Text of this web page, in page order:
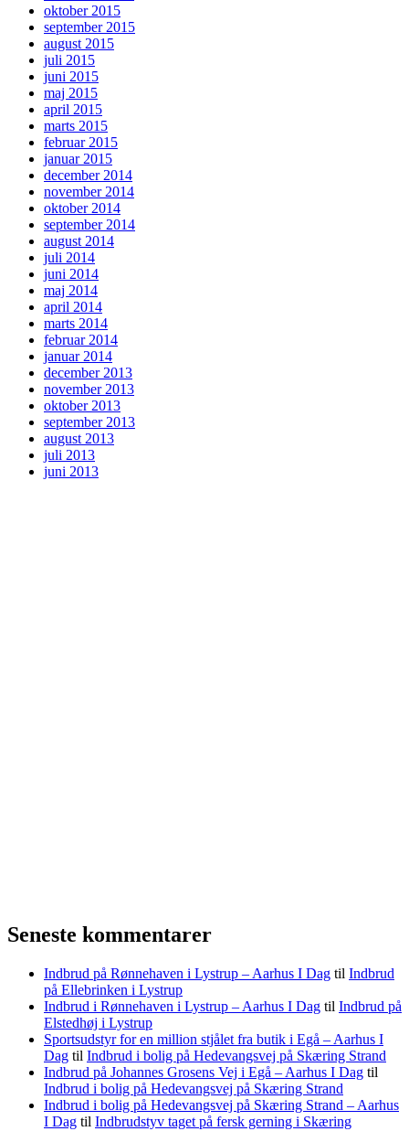
oktober 2015
september 2015
august 2015
juli 2015
juni 2015
maj 2015
april 2015
marts 2015
februar 2015
januar 2015
december 2014
november 2014
oktober 2014
september 2014
august 2014
juli 2014
juni 2014
maj 2014
april 2014
marts 2014
februar 2014
januar 2014
december 2013
november 2013
oktober 2013
september 2013
august 2013
juli 2013
juni 2013
Seneste kommentarer
Indbrud på Rønnehaven i Lystrup – Aarhus I Dag til Indbrud
på Ellebrinken i Lystrup
Indbrud i Rønnehaven i Lystrup – Aarhus I Dag til Indbrud på
Elstedhøj i Lystrup
Sportsudstyr for en million stjålet fra butik i Egå – Aarhus I
Dag til Indbrud i bolig på Hedevangsvej på Skæring Strand
Indbrud på Johannes Grosens Vej i Egå – Aarhus I Dag til
Indbrud i bolig på Hedevangsvej på Skæring Strand
Indbrud i bolig på Hedevangsvej på Skæring Strand – Aarhus
I Dag til Indbrudstyv taget på fersk gerning i Skæring